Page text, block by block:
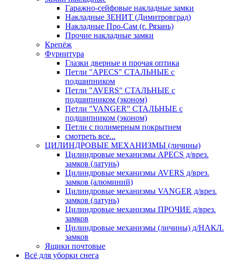
Гаражно-сейфовые накладные замки
Накладные ЗЕНИТ (Димитровград)
Накладные Про-Сам (г. Рязань)
Прочие накладные замки
Крепёж
Фурнитура
Глазки дверные и прочая оптика
Петли "APECS" СТАЛЬНЫЕ с
подшипником
Петли "AVERS" СТАЛЬНЫЕ с
подшипником (эконом)
Петли "VANGER" СТАЛЬНЫЕ с
подшипником (эконом)
Петли с полимерным покрытием
смотреть все...
ЦИЛИНДРОВЫЕ МЕХАНИЗМЫ (личины)
Цилиндровые механизмы APECS д/врез.
замков (латунь)
Цилиндровые механизмы AVERS д/врез.
замков (алюминий)
Цилиндровые механизмы VANGER д/врез.
замков (латунь)
Цилиндровые механизмы ПРОЧИЕ д/врез.
замков
Цилиндровые механизмы (личины) д/НАКЛ.
замков
Ящики почтовые
Всё для уборки снега